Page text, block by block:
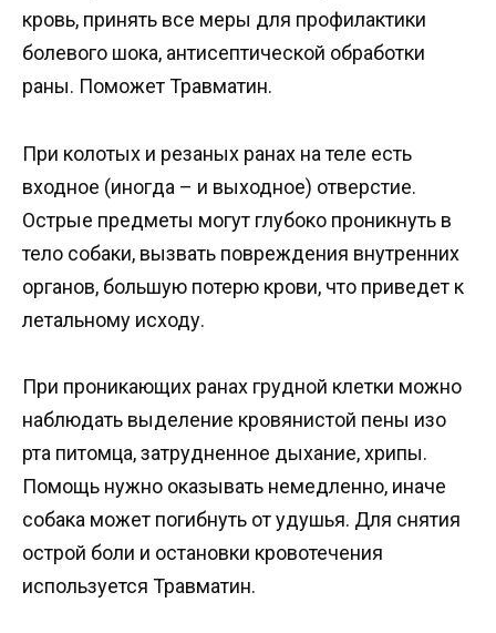
кровь, принять все меры для профилактики
болевого шока, антисептической обработки
раны. Поможет Травматин.
При колотых и резаных ранах на теле есть
входное (иногда – и выходное) отверстие.
Острые предметы могут глубоко проникнуть в
тело собаки, вызвать повреждения внутренних
органов, большую потерю крови, что приведет к
летальному исходу.
При проникающих ранах грудной клетки можно
наблюдать выделение кровянистой пены изо
рта питомца, затрудненное дыхание, хрипы.
Помощь нужно оказывать немедленно, иначе
собака может погибнуть от удушья. Для снятия
острой боли и остановки кровотечения
используется Травматин.